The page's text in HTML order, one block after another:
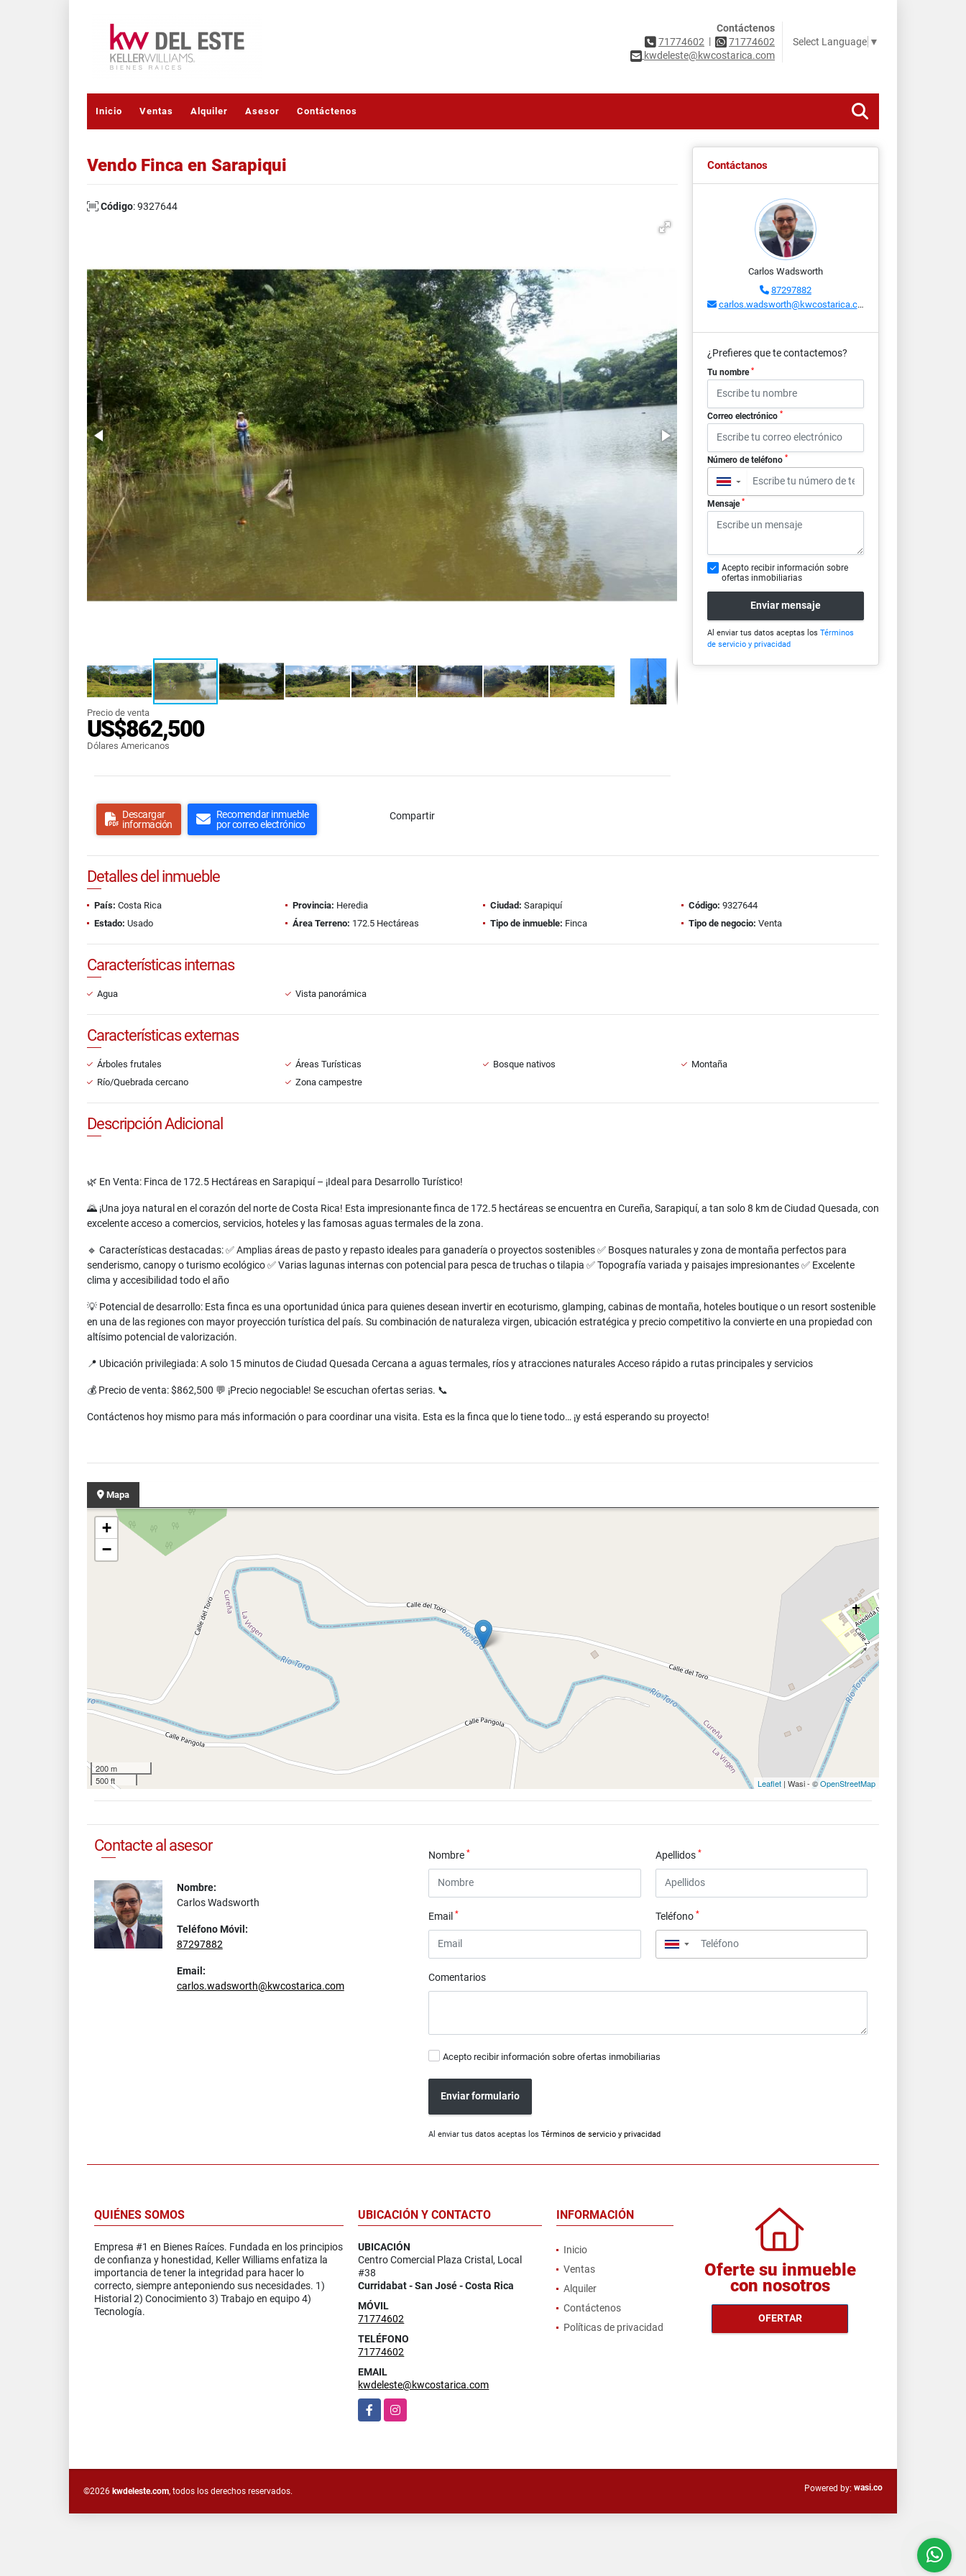
Contáctenos
71774602 |
71774602
kwdeleste@kwcostarica.com
Select Language ▼
Inicio Ventas Alquiler Asesor Contáctenos
Vendo Finca en Sarapiqui
Código: 9327644
Precio de venta
US$862,500
Dólares Americanos
Descargar
información
Recomendar inmueble
por correo electrónico
Compartir
Contáctanos
Carlos Wadsworth
87297882
carlos.wadsworth@kwcostarica.com
¿Prefieres que te contactemos?
Tu nombre *
Correo electrónico *
Número de teléfono *
▼
Mensaje *
Acepto recibir información sobre
ofertas inmobiliarias
Enviar mensaje
Al enviar tus datos aceptas los Términos
de servicio y privacidad
Detalles del inmueble
País: Costa Rica Provincia: Heredia Ciudad: Sarapiquí Código: 9327644
Estado: Usado Área Terreno: 172.5 Hectáreas Tipo de inmueble: Finca Tipo de negocio: Venta
Características internas
Agua Vista panorámica
Características externas
Árboles frutales Áreas Turísticas Bosque nativos
Montaña
Río/Quebrada cercano
Zona campestre
Descripción Adicional
🌿 En Venta: Finca de 172.5 Hectáreas en Sarapiquí – ¡Ideal para Desarrollo Turístico!
🌄 ¡Una joya natural en el corazón del norte de Costa Rica! Esta impresionante finca de 172.5 hectáreas se encuentra en Cureña, Sarapiquí, a tan solo 8 km de Ciudad Quesada, con
excelente acceso a comercios, servicios, hoteles y las famosas aguas termales de la zona.
🔹 Características destacadas: ✅ Amplias áreas de pasto y repasto ideales para ganadería o proyectos sostenibles ✅ Bosques naturales y zona de montaña perfectos para
senderismo, canopy o turismo ecológico ✅ Varias lagunas internas con potencial para pesca de truchas o tilapia ✅ Topografía variada y paisajes impresionantes ✅ Excelente
clima y accesibilidad todo el año
💡 Potencial de desarrollo: Esta finca es una oportunidad única para quienes desean invertir en ecoturismo, glamping, cabinas de montaña, hoteles boutique o un resort sostenible
en una de las regiones con mayor proyección turística del país. Su combinación de naturaleza virgen, ubicación estratégica y precio competitivo la convierte en una propiedad con
altísimo potencial de valorización.
📍 Ubicación privilegiada: A solo 15 minutos de Ciudad Quesada Cercana a aguas termales, ríos y atracciones naturales Acceso rápido a rutas principales y servicios
💰 Precio de venta: $862,500 💬 ¡Precio negociable! Se escuchan ofertas serias. 📞
Contáctenos hoy mismo para más información o para coordinar una visita. Esta es la finca que lo tiene todo… ¡y está esperando su proyecto!
Mapa
+
−
200 m
500 ft
Leaflet | Wasi - ©OpenStreetMap
Contacte al asesor
Nombre:
Carlos Wadsworth
Teléfono Móvil:
87297882
Email:
carlos.wadsworth@kwcostarica.com
Nombre* Apellidos *
Email* Teléfono *
▼
Comentarios
Acepto recibir información sobre ofertas inmobiliarias
Enviar formulario
Al enviar tus datos aceptas losTérminos de servicio y privacidad
QUIÉNES SOMOS
Empresa #1 en Bienes Raíces. Fundada en los principios
de confianza y honestidad, Keller Williams enfatiza la
importancia de tener la integridad para hacer lo
correcto, siempre anteponiendo sus necesidades. 1)
Historial 2) Conocimiento 3) Trabajo en equipo 4)
Tecnología.
UBICACIÓN Y CONTACTO
UBICACIÓN
Centro Comercial Plaza Cristal, Local
#38
Curridabat - San José - Costa Rica
MÓVIL
71774602
TELÉFONO
71774602
EMAIL
kwdeleste@kwcostarica.com
FacebookInstagram
INFORMACIÓN
Inicio
Ventas
Alquiler
Contáctenos
Políticas de privacidad
Oferte su inmueble
con nosotros
OFERTAR
©2026 kwdeleste.com, todos los derechos reservados. Powered by: wasi.co